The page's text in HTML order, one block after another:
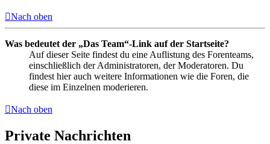
Nach oben
Was bedeutet der „Das Team“-Link auf der Startseite?
Auf dieser Seite findest du eine Auflistung des Forenteams,
einschließlich der Administratoren, der Moderatoren. Du
findest hier auch weitere Informationen wie die Foren, die
diese im Einzelnen moderieren.
Nach oben
Private Nachrichten